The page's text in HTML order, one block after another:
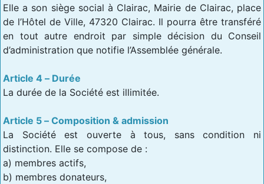
Elle a son siège social à Clairac, Mairie de Clairac, place
de l’Hôtel de Ville, 47320 Clairac. Il pourra être transféré
en tout autre endroit par simple décision du Conseil
d’administration que notifie l’Assemblée générale.
Article 4 – Durée
La durée de la Société est illimitée.
Article 5 – Composition & admission
La Société est ouverte à tous, sans condition ni
distinction. Elle se compose de :
a) membres actifs,
b) membres donateurs,